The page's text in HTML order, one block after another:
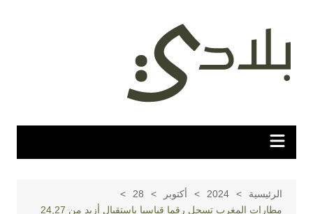
المحتوى
الرئيسية 2024 أكتوبر
28
مطارات المغرب تسجل رقما قياسيا باستقبال أزيد من 24,27